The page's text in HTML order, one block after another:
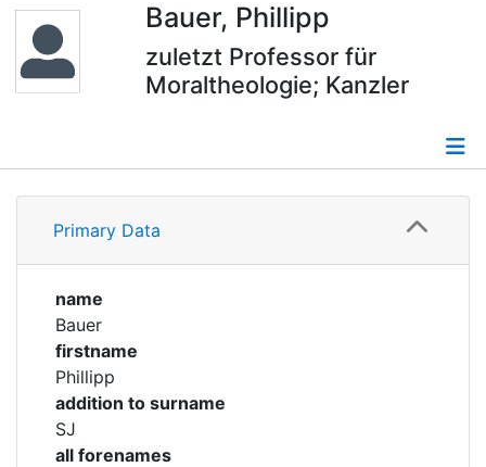
Places
Corporations
Historic matricle
Bauer, Phillipp
zuletzt Professor für
Moraltheologie; Kanzler
Profile
Primary Data
name
Bauer
firstname
Phillipp
addition to surname
SJ
all forenames